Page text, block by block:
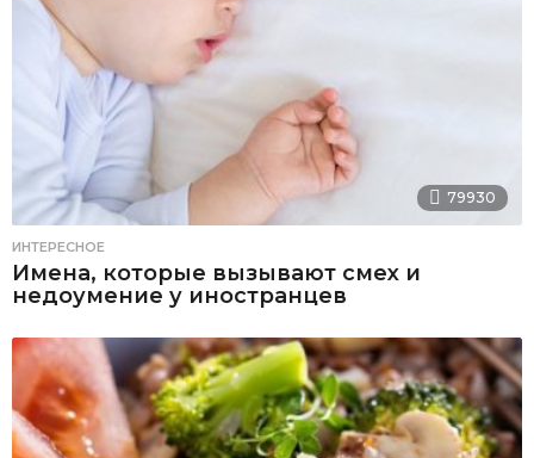
79930
ИНТЕРЕСНОЕ
Имена, которые вызывают смех и
недоумение у иностранцев